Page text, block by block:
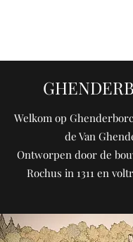
Welkom op
de Van
Ontworpen door de
Rochus in 1311 en